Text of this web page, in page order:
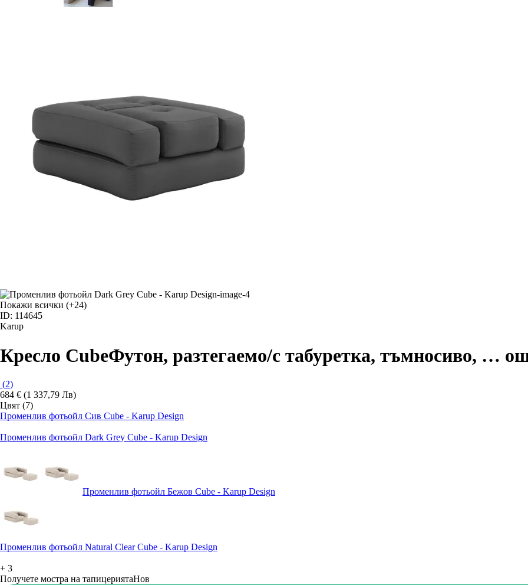
Покажи всички (+24)
ID: 114645
Karup
Кресло CubeФутон, разтегаемо/с табуретка, тъмносиво, …
(2)
684 € (1 337,79 Лв)
Цвят (7)
Променлив фотьойл Сив Cube - Karup Design
Променлив фотьойл Dark Grey Cube - Karup Design
Променлив фотьойл Бежов Cube - Karup Design
Променлив фотьойл Natural Clear Cube - Karup Design
+ 3
Получете мостра на тапицериятаНов